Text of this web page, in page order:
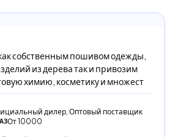
собственным пошивом одежды,
из дерева так и привозим
химию, косметику и множест
дилер, Оптовый поставщик
От 10000